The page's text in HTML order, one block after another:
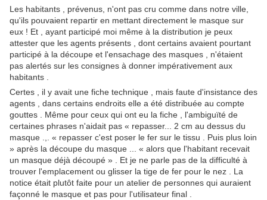
Les habitants , prévenus, n'ont pas cru comme dans notre ville,
qu'ils pouvaient repartir en mettant directement le masque sur
eux ! Et , ayant participé moi même à la distribution je peux
attester que les agents présents , dont certains avaient pourtant
participé à la découpe et l'ensachage des masques , n'étaient
pas alertés sur les consignes à donner impérativement aux
habitants .
Certes , il y avait une fiche technique , mais faute d'insistance des
agents , dans certains endroits elle a été distribuée au compte
gouttes . Même pour ceux qui ont eu la fiche , l'ambiguïté de
certaines phrases n'aidait pas « repasser... 2 cm au dessus du
masque .,. « repasser c'est poser le fer sur le tissu . Puis plus loin
» après la découpe du masque ... « alors que l'habitant recevait
un masque déjà découpé » . Et je ne parle pas de la difficulté à
trouver l'emplacement ou glisser la tige de fer pour le nez . La
notice était plutôt faite pour un atelier de personnes qui auraient
façonné le masque et pas pour l'utilisateur final .